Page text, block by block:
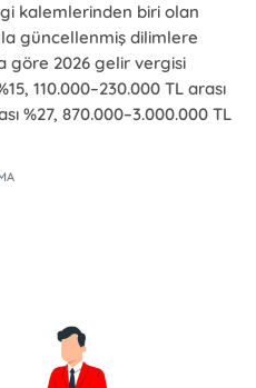
kalemlerinden biri olan
güncellenmiş dilimlere
göre 2026 gelir vergisi
110.000–230.000 TL arası
%27, 870.000–3.000.000 TL